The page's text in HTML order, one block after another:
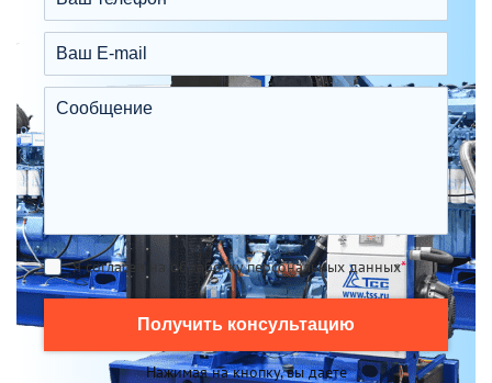
Я согласен на обработку персональных данных*
Получить консультацию
Нажимая на кнопку, вы даете